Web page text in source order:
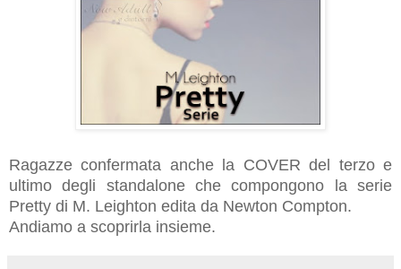
Ragazze confermata anche la COVER del terzo e
ultimo degli standalone che compongono la serie
Pretty di M. Leighton edita da Newton Compton.
Andiamo a scoprirla insieme.